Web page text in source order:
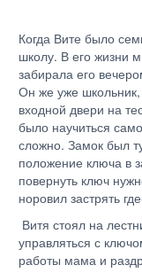
Когда Вите было
школу. В его жизни
забирала его
Он же уже
входной двери на
было научиться
сложно. Замок был
положение ключа в
повернуть ключ
норовил застрять
Витя стоял на
управляться с
работы мама и